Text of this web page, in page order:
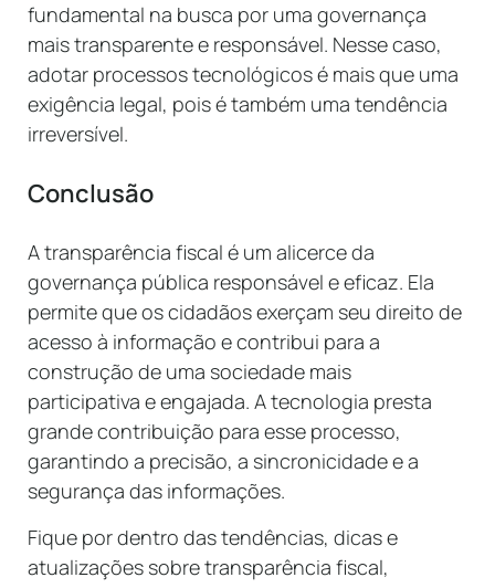
fundamental na busca por uma governança
mais transparente e responsável. Nesse caso,
adotar processos tecnológicos é mais que uma
exigência legal, pois é também uma tendência
irreversível.
Conclusão
A transparência fiscal é um alicerce da
governança pública responsável e eficaz. Ela
permite que os cidadãos exerçam seu direito de
acesso à informação e contribui para a
construção de uma sociedade mais
participativa e engajada. A tecnologia presta
grande contribuição para esse processo,
garantindo a precisão, a sincronicidade e a
segurança das informações.
Fique por dentro das tendências, dicas e
atualizações sobre transparência fiscal,